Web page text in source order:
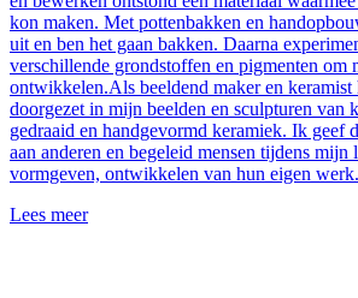
kon maken. Met pottenbakken en
uit en ben het gaan bakken. Daarna
verschillende grondstoffen en pigmenten om
ontwikkelen.Als beeldend maker en
doorgezet in mijn beelden en sculpturen van
gedraaid en handgevormd keramiek. Ik geef
aan anderen en begeleid mensen tijdens mijn
vormgeven, ontwikkelen van hun eigen werk.
Lees meer